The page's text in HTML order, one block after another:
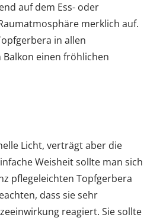
auf dem Ess- oder
merklich auf.
in allen
einen fröhlichen
Licht, verträgt aber die
Weisheit sollte man sich
pflegeleichten Topfgerbera
dass sie sehr
reagiert. Sie sollte